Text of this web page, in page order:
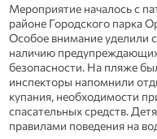
Мероприятие началось с
районе Городского парка
Особое внимание уделили
наличию
безопасности. На пляже
инспекторы напомнили
купания, необходимости
спасательных средств.
правилами поведения на